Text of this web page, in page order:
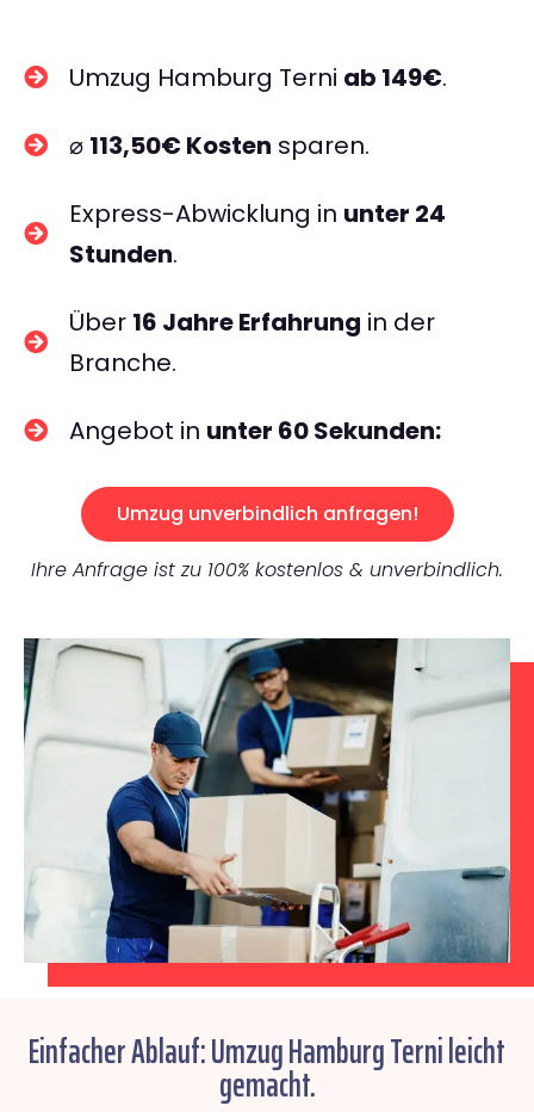
Umzug Hamburg Terni ab 149€.
⌀ 113,50€ Kosten sparen.
Express-Abwicklung in unter 24
Stunden.
Über 16 Jahre Erfahrung in der
Branche.
Angebot in unter 60 Sekunden:
Umzug unverbindlich anfragen!
Ihre Anfrage ist zu 100% kostenlos & unverbindlich.
Einfacher Ablauf: Umzug Hamburg Terni leicht
gemacht.